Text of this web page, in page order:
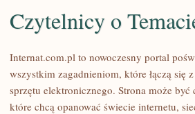
Czytelnicy o
Internat.com.pl to nowoczesny portal
wszystkim zagadnieniom, które łączą się
sprzętu elektronicznego. Strona może
które chcą opanować świecie internetu,